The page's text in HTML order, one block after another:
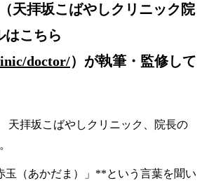
天拝坂こばやしクリニック院
こちら
doctor/）が執筆・監修して
天拝坂こばやしクリニック、院長の
玉（あかだま）」**という言葉を聞い